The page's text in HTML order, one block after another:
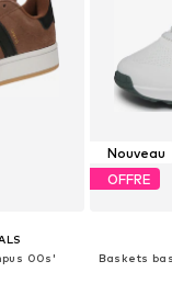
00s'
Nouveau
OFFRE